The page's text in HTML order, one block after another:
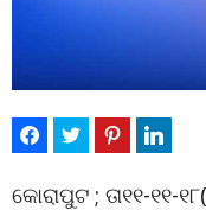
କୋରାପୁଟ ; ତା୧୧-୧୧-